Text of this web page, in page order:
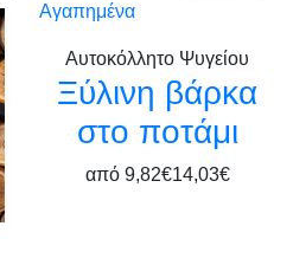
Αγαπημένα
Αυτοκόλλητο Ψυγείου
Ξύλινη βάρκα
στο ποτάμι
από 9,82€14,03€